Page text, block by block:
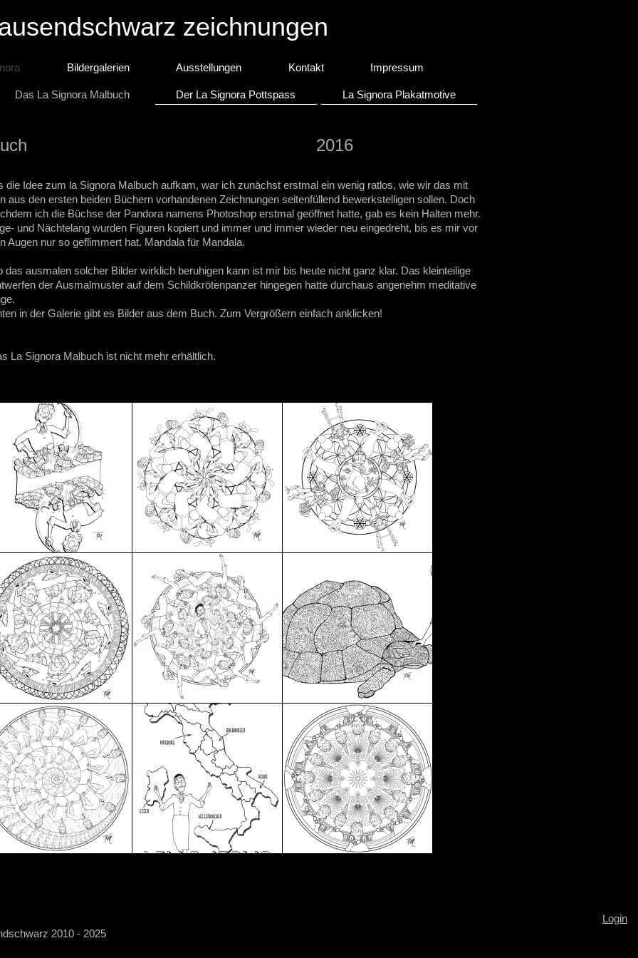
zeichnungen
Bildergalerien Ausstellungen Kontakt Impressum
Das La Signora Malbuch Der La Signora Pottspass La Signora Plakatmotive
- Das Malbuch 2016
die Idee zum la Signora Malbuch aufkam, war ich zunächst erstmal ein wenig ratlos, wie wir das mit
aus den ersten beiden Büchern vorhandenen Zeichnungen seitenfüllend bewerkstelligen sollen. Doch
ich die Büchse der Pandora namens Photoshop erstmal geöffnet hatte, gab es kein Halten mehr.
und Nächtelang wurden Figuren kopiert und immer und immer wieder neu eingedreht, bis es mir vor
Augen nur so geflimmert hat. Mandala für Mandala.
das ausmalen solcher Bilder wirklich beruhigen kann ist mir bis heute nicht ganz klar. Das kleinteilige
der Ausmalmuster auf dem Schildkrötenpanzer hingegen hatte durchaus angenehm meditative
in der Galerie gibt es Bilder aus dem Buch. Zum Vergrößern einfach anklicken!
La Signora Malbuch ist nicht mehr erhältlich.
2010 - 2025
Login